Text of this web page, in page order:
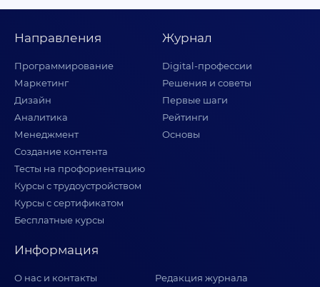
Направления
Программирование
Маркетинг
Дизайн
Аналитика
Менеджмент
Создание контента
Тесты на профориентацию
Курсы с трудоустройством
Курсы с сертификатом
Бесплатные курсы
Журнал
Digital-профессии
Решения и советы
Первые шаги
Рейтинги
Основы
Информация
О нас и контакты Редакция журнала